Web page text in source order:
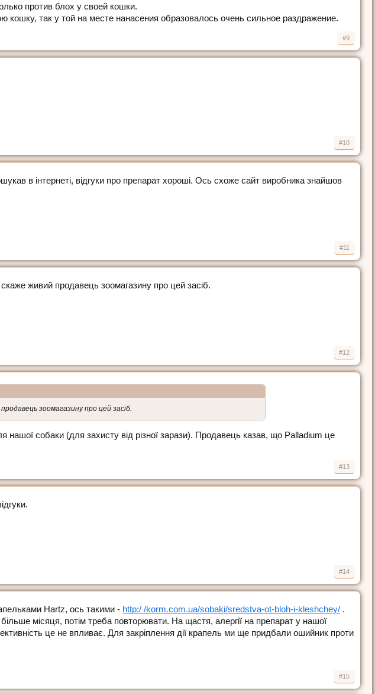
против блох у своей кошки.
так у той на месте нанасения образовалось очень сильное раздражение.
#9
#10
в інтернеті, відгуки про препарат хороші. Ось схоже сайт виробника знайшов
#11
живий продавець зоомагазину про цей засіб.
#12
зоомагазину про цей засіб.
собаки (для захисту вiд рiзної зарази). Продавець казав, що Palladium це
#13
#14
Hartz, ось такими - http:/ /korm.com.ua/sobaki/sredstva-ot-bloh-i-kleshchey/ .
місяця, потім треба повторювати. На щастя, алергії на препарат у нашої
це не впливає. Для закріплення дії крапель ми ще придбали ошийник проти
#15